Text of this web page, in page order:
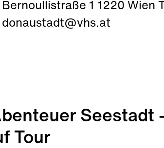
Bernoullistraße 1 1220 Wien
donaustadt@vhs.at
Seestadt
Tour